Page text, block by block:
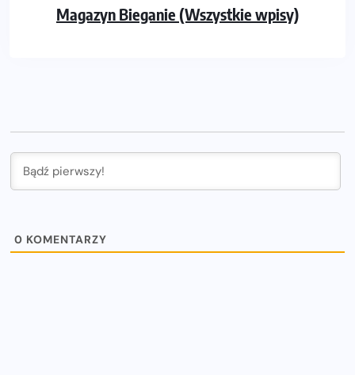
Magazyn Bieganie (Wszystkie wpisy)
0 KOMENTARZY